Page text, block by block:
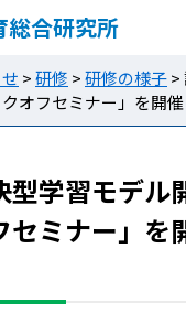
総合研究所
>研修 >研修の様子>
オフセミナー」を開催
型学習モデル
セミナー」を